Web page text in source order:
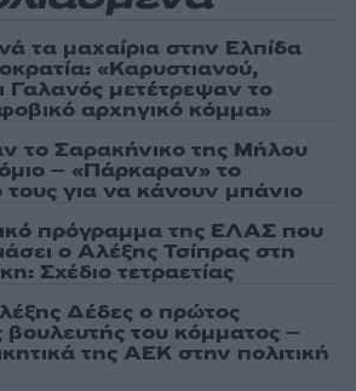
τα μαχαίρια στην Ελπίδα
«Καρυστιανού,
Γαλανός μετέτρεψαν το
αρχηγικό κόμμα»
το Σαρακήνικο της Μήλου
– «Πάρκαραν» το
τους για να κάνουν μπάνιο
πρόγραμμα της ΕΛΑΣ που
ο Αλέξης Τσίπρας στη
Σχέδιο τετραετίας
Δέδες ο πρώτος
του κόμματος –
της ΑΕΚ στην πολιτική